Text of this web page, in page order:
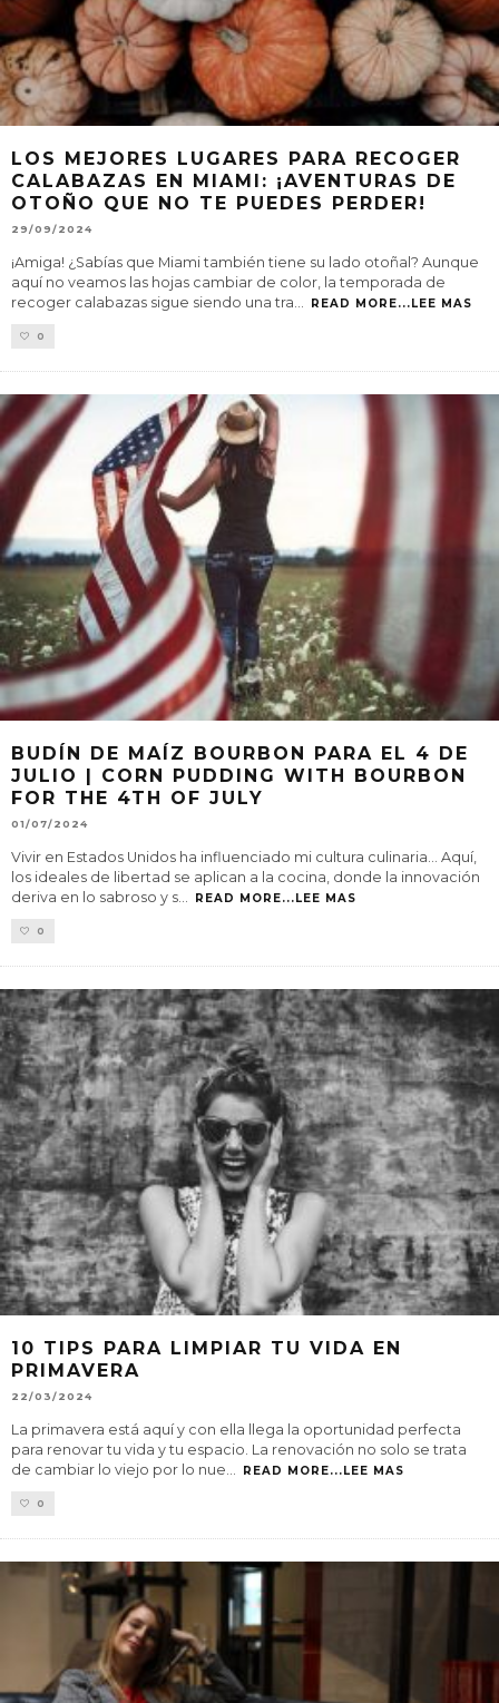
LOS MEJORES LUGARES PARA RECOGER
CALABAZAS EN MIAMI: ¡AVENTURAS DE
OTOÑO QUE NO TE PUEDES PERDER!
29/09/2024
¡Amiga! ¿Sabías que Miami también tiene su lado otoñal? Aunque
aquí no veamos las hojas cambiar de color, la temporada de
recoger calabazas sigue siendo una tra... READ MORE...LEE MAS
0
BUDÍN DE MAÍZ BOURBON PARA EL 4 DE
JULIO | CORN PUDDING WITH BOURBON
FOR THE 4TH OF JULY
01/07/2024
Vivir en Estados Unidos ha influenciado mi cultura culinaria… Aquí,
los ideales de libertad se aplican a la cocina, donde la innovación
deriva en lo sabroso y s... READ MORE...LEE MAS
0
10 TIPS PARA LIMPIAR TU VIDA EN
PRIMAVERA
22/03/2024
La primavera está aquí y con ella llega la oportunidad perfecta
para renovar tu vida y tu espacio. La renovación no solo se trata
de cambiar lo viejo por lo nue... READ MORE...LEE MAS
0